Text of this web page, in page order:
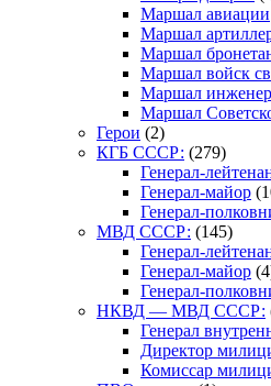
Маршал авиации
Маршал
Маршал
Маршал войск
Маршал
Маршал
Герои (2)
КГБ СССР: (279)
Генерал-
Генерал-майор
Генерал-
МВД СССР: (145)
Генерал-
Генерал-майор
Генерал-
НКВД — МВД СССР:
Генерал
Директор
Комиссар